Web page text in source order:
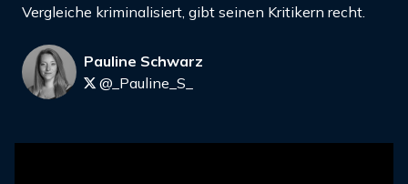
Vergleiche kriminalisiert, gibt seinen Kritikern recht.
Pauline Schwarz
@_Pauline_S_